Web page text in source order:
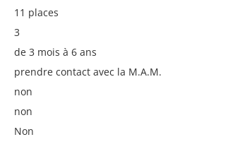
11 places
3
de 3 mois à 6 ans
prendre contact avec la M.A.M.
non
non
Non